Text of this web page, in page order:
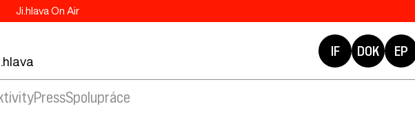
Ji.hlava On Air
IF DOK EP
PressSpolupráce